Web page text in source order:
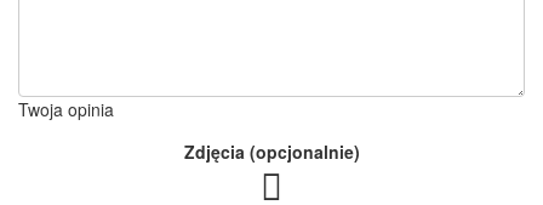
Twoja opinia
Zdjęcia (opcjonalnie)